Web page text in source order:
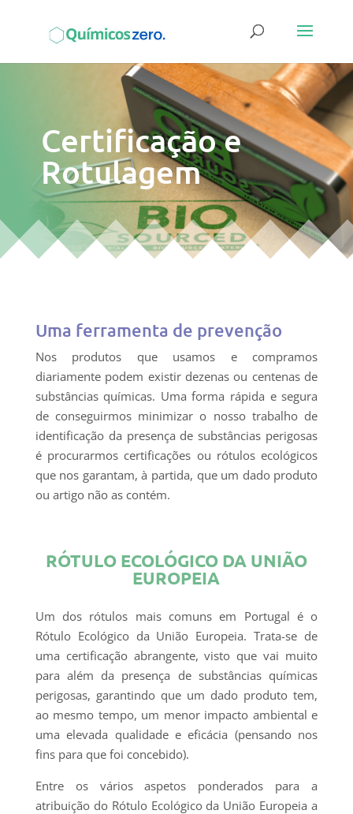
Certificação e
Rotulagem
Uma ferramenta de prevenção
Nos produtos que usamos e compramos
diariamente podem existir dezenas ou centenas de
substâncias químicas. Uma forma rápida e segura
de conseguirmos minimizar o nosso trabalho de
identificação da presença de substâncias perigosas
é procurarmos certificações ou rótulos ecológicos
que nos garantam, à partida, que um dado produto
ou artigo não as contém.
RÓTULO ECOLÓGICO DA UNIÃO
EUROPEIA
Um dos rótulos mais comuns em Portugal é o
Rótulo Ecológico da União Europeia. Trata-se de
uma certificação abrangente, visto que vai muito
para além da presença de substâncias químicas
perigosas, garantindo que um dado produto tem,
ao mesmo tempo, um menor impacto ambiental e
uma elevada qualidade e eficácia (pensando nos
fins para que foi concebido).
Entre os vários aspetos ponderados para a
atribuição do Rótulo Ecológico da União Europeia a